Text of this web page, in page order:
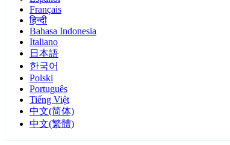
Français
हिन्दी
Bahasa Indonesia
Italiano
日本語
한국어
Polski
Português
Tiếng Việt
中文(简体)
中文(繁體)